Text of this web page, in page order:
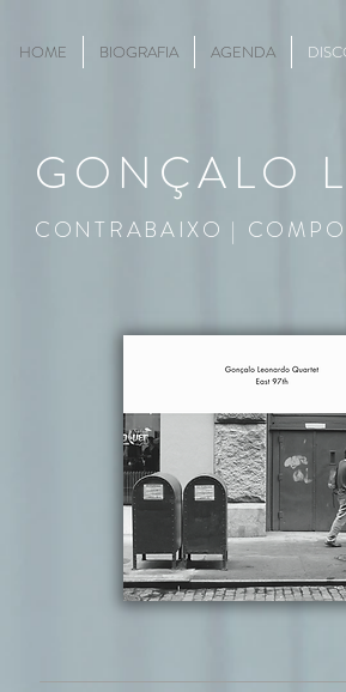
GONÇALO
CONTRABAIXO |
HOME BIOGRAFIA AGENDA